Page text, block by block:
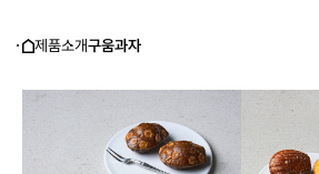
제품소개구움과자